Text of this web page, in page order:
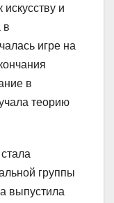
и
в
игре на
в
теорию
группы
выпустила